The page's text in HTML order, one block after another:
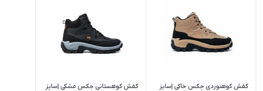
کفش کوهنوردی جکس خاکی |سایز
کفش کوهستانی جکس مشکی |سایز